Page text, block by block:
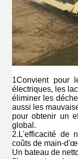
1Convient pour
électriques, les
éliminer les
aussi les
pour obtenir un
global.
2.L'efficacité de
coûts de main-
Un bateau de